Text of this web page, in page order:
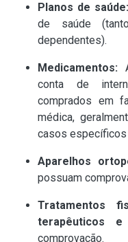
Planos de saúde:
de saúde
dependentes).
Medicamentos:
conta de
comprados em
médica,
casos específicos
Aparelhos
possuam
Tratamentos
terapêuticos e
comprovação.